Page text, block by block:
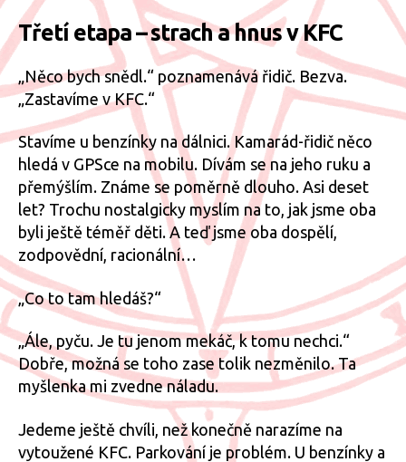
Třetí etapa – strach a hnus v KFC
„Něco bych snědl.“ poznamenává řidič. Bezva.
„Zastavíme v KFC.“
Stavíme u benzínky na dálnici. Kamarád-řidič něco
hledá v GPSce na mobilu. Dívám se na jeho ruku a
přemýšlím. Známe se poměrně dlouho. Asi deset
let? Trochu nostalgicky myslím na to, jak jsme oba
byli ještě téměř děti. A teď jsme oba dospělí,
zodpovědní, racionální…
„Co to tam hledáš?“
„Ále, pyču. Je tu jenom mekáč, k tomu nechci.“
Dobře, možná se toho zase tolik nezměnilo. Ta
myšlenka mi zvedne náladu.
Jedeme ještě chvíli, než konečně narazíme na
vytoužené KFC. Parkování je problém. U benzínky a